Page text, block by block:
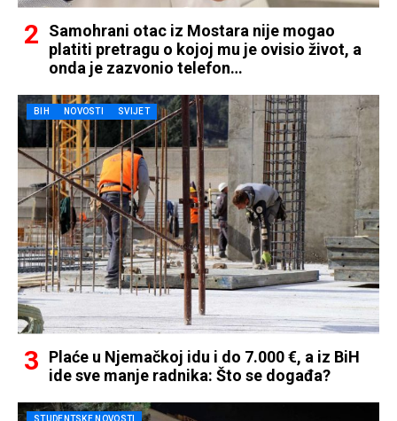
Samohrani otac iz Mostara nije mogao
platiti pretragu o kojoj mu je ovisio život, a
onda je zazvonio telefon…
BIH NOVOSTI SVIJET
Plaće u Njemačkoj idu i do 7.000 €, a iz BiH
ide sve manje radnika: Što se događa?
STUDENTSKE NOVOSTI